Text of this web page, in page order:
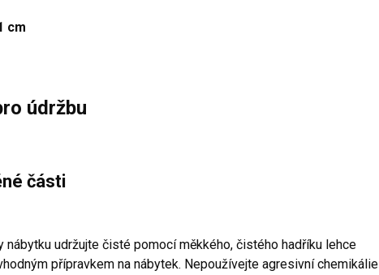
cm
údržbu
části
nábytku udržujte čisté pomocí měkkého, čistého hadříku lehce
přípravkem na nábytek. Nepoužívejte agresivní chemikálie